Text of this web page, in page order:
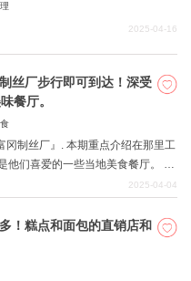
2025-04-16
丝厂步行即可到达！深受
餐厅。
冈制丝厂』. 本期重点介绍在那里工
他们喜爱的一些当地美食餐厅。 从
达所有商店。 首先，我们要解释一
2025-04-04
！糕点和面包的直销店和